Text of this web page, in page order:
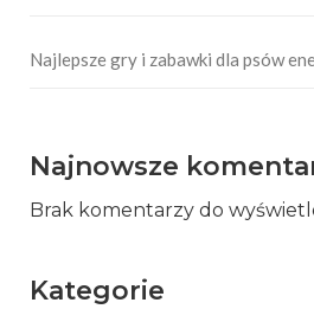
Najlepsze gry i zabawki dla psów
Najnowsze
Brak komentarzy do
Kategorie